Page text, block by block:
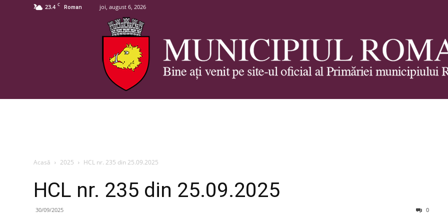
23.4 C Roman joi, august 6, 2026
Acasă 2025 HCL nr. 235 din 25.09.2025
HCL nr. 235 din 25.09.2025
30/09/2025 0